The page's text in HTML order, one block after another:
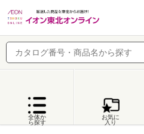
全体か
ら探す
お気に
入り